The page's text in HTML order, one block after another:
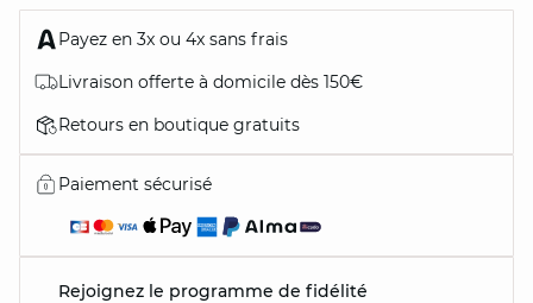
Payez en 3x ou 4x sans frais
Livraison offerte à domicile dès 150€
Retours en boutique gratuits
Paiement sécurisé
Rejoignez le programme de fidélité